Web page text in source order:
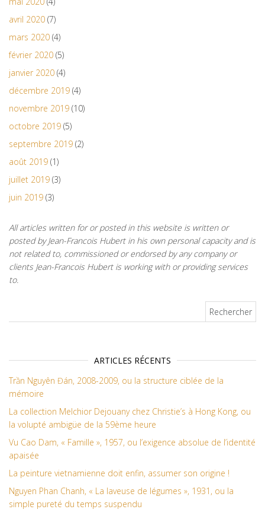
avril 2020 (7)
mars 2020 (4)
février 2020 (5)
janvier 2020 (4)
décembre 2019 (4)
novembre 2019 (10)
octobre 2019 (5)
septembre 2019 (2)
août 2019 (1)
juillet 2019 (3)
juin 2019 (3)
All articles written for or posted in this website is written or
posted by Jean-Francois Hubert in his own personal capacity and is
not related to, commissioned or endorsed by any company or
clients Jean-Francois Hubert is working with or providing services
to.
ARTICLES RÉCENTS
Trần Nguyên Đán, 2008-2009, ou la structure ciblée de la
mémoire
La collection Melchior Dejouany chez Christie’s à Hong Kong, ou
la volupté ambigüe de la 59ème heure
Vu Cao Dam, « Famille », 1957, ou l’exigence absolue de l’identité
apaisée
La peinture vietnamienne doit enfin, assumer son origine !
Nguyen Phan Chanh, « La laveuse de légumes », 1931, ou la
simple pureté du temps suspendu